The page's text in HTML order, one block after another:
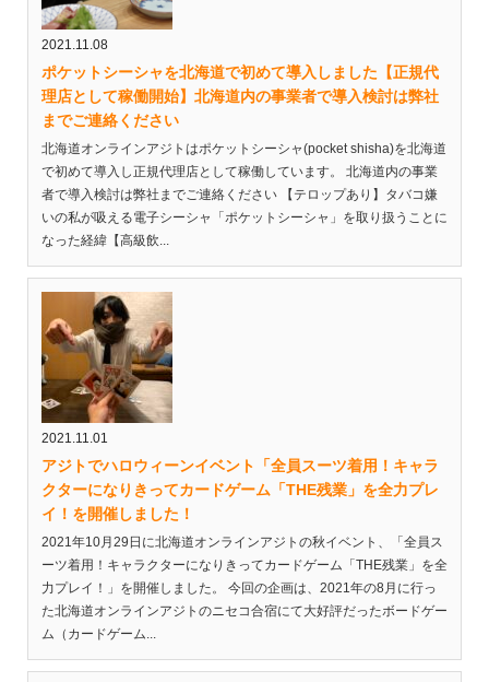
2021.11.08
ポケットシーシャを北海道で初めて導入しました【正規代
理店として稼働開始】北海道内の事業者で導入検討は弊社
までご連絡ください
北海道オンラインアジトはポケットシーシャ(pocket shisha)を北海道
で初めて導入し正規代理店として稼働しています。 北海道内の事業
者で導入検討は弊社までご連絡ください 【テロップあり】タバコ嫌
いの私が吸える電子シーシャ「ポケットシーシャ」を取り扱うことに
なった経緯【高級飲...
2021.11.01
アジトでハロウィーンイベント「全員スーツ着用！キャラ
クターになりきってカードゲーム「THE残業」を全力プレ
イ！を開催しました！
2021年10月29日に北海道オンラインアジトの秋イベント、「全員ス
ーツ着用！キャラクターになりきってカードゲーム「THE残業」を全
力プレイ！」を開催しました。 今回の企画は、2021年の8月に行っ
た北海道オンラインアジトのニセコ合宿にて大好評だったボードゲー
ム（カードゲーム...